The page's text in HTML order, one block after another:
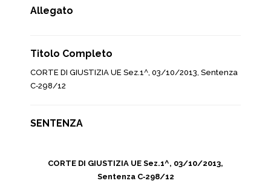
Allegato
Titolo Completo
CORTE DI GIUSTIZIA UE Sez.1^, 03/10/2013, Sentenza
C‑298/12
SENTENZA
CORTE DI GIUSTIZIA UE Sez.1^, 03/10/2013,
Sentenza C‑298/12